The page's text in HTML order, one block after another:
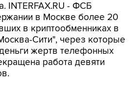
INTERFAX.RU - ФСБ
в Москве более 20
в криптообменниках в
Сити", через которые
жертв телефонных
работа девяти